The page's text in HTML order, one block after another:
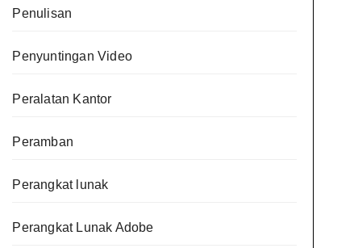
Penulisan
Penyuntingan Video
Peralatan Kantor
Peramban
Perangkat lunak
Perangkat Lunak Adobe